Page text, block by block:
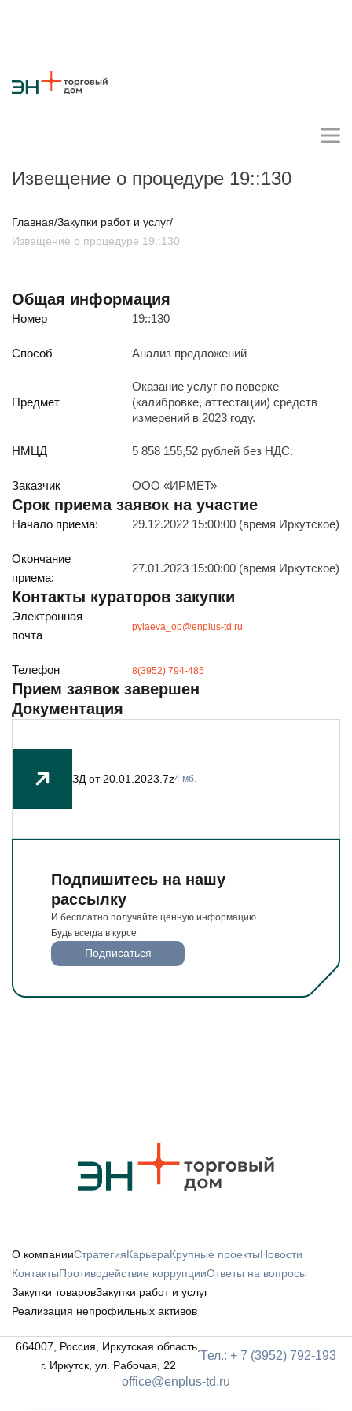
Стратегия
Карьера
Противодействие коррупции
Закупки товаров
Реализация непрофильных активов
Иркутск
тел.: + 7 (3952) 792-193
Режим работы (UTC+8)
с 8:00 до 17:15
Перерыв на обед с 12 до 13 часов
ПОДПИШИТЕСЬ НА НАШУ РАССЫЛКУ
И бесплатно получайте ценную информацию
Извещение о процедуре 19::130
Главная/Закупки работ и услуг/
Извещение о процедуре 19::130
Общая информация
Номер 19::130
Способ Анализ предложений
Предмет
Оказание услуг по поверке
(калибровке, аттестации) средств
измерений в 2023 году.
НМЦД 5 858 155,52 рублей без НДС.
Заказчик ООО «ИРМЕТ»
Срок приема заявок на участие
Начало приема: 29.12.2022 15:00:00 (время Иркутское)
Окончание
приема:
27.01.2023 15:00:00 (время Иркутское)
Контакты кураторов закупки
Электронная
почта
pylaeva_op@enplus-td.ru
Телефон 8(3952) 794-485
Прием заявок завершен
Документация
ЗД от 20.01.2023.7z4 мб.
Подпишитесь на нашу
рассылку
И бесплатно получайте ценную информацию
Будь всегда в курсе
Подписаться
О компанииСтратегияКарьераКрупные проектыНовости
КонтактыПротиводействие коррупцииОтветы на вопросы
Закупки товаровЗакупки работ и услуг
Реализация непрофильных активов
664007, Россия, Иркутская область,
г. Иркутск, ул. Рабочая, 22
Тел.: + 7 (3952) 792-193
office@enplus-td.ru